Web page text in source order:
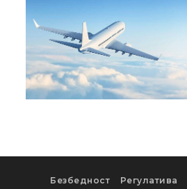
Безбедност Регулатива